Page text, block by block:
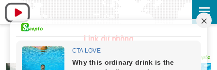
Link dự phòng